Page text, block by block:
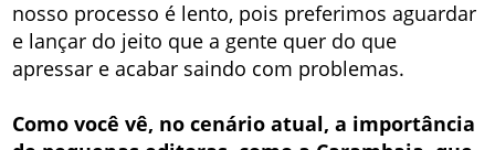
nosso processo é lento, pois preferimos aguardar
e lançar do jeito que a gente quer do que
apressar e acabar saindo com problemas.
Como você vê, no cenário atual, a importância